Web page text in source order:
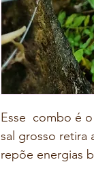
Esse  combo é
sal grosso retira
repõe energias